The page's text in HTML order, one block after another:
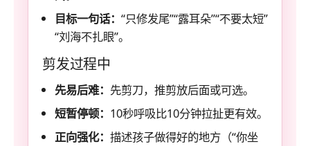
目标一句话： “只修发尾”“露耳朵”“不要太短”
“刘海不扎眼”。
剪发过程中
先易后难： 先剪刀，推剪放后面或可选。
短暂停顿： 10秒呼吸比10分钟拉扯更有效。
正向强化： 描述孩子做得好的地方（“你坐